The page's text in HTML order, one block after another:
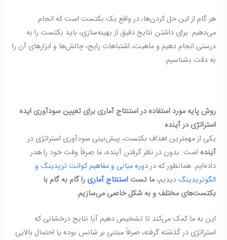
هر گام از این حل کردن‌ها، در واقع یک بکتست است که انجام
می‌دهیم. برای داشتن نتایج دقیق از بهینه‌سازی، باید بکتست را به
درستی انجام دهیم و ماهیت، اشتباهات رایج، چالش‌ها و ابزارهای آن را
به دقت بشناسیم.
روش پایه مورد استفاده در استنتاج آماری برای تعیین سودآوری ایده
استراتژی در آینده
یکی از مهمترین اهداف بکتست، پیش‌بینی سودآوری استراتژی در
آینده است. بدون در نظر گرفتن آینده، ما صرفاً وقت خود را هدر
داده‌ایم.همانطور که دردوره مبانی و مفاهیم کوانت تریدینگ و
الگوتریدینگدیدیم،ما تستاستنتاج آماری را گام به گام با
بکتست‌های مختلف و به شکل خاصی می‌سازیم.
این به ما کمک می‌کند تا تشخیص دهیم آیا نتایج درخشانی که
استراتژی در گذشته گرفته، صرفاً مبتنی بر شانس بوده یا احتمال بالایی